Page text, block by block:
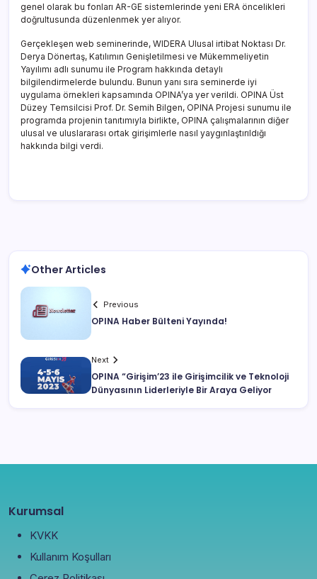
genel olarak bu fonları AR-GE sistemlerinde yeni ERA öncelikleri
doğrultusunda düzenlenmek yer alıyor.
Gerçekleşen web seminerinde, WIDERA Ulusal irtibat Noktası Dr.
Derya Dönertaş, Katılımın Genişletilmesi ve Mükemmeliyetin
Yayılımı adlı sunumu ile Program hakkında detaylı
bilgilendirmelerde bulundu. Bunun yanı sıra seminerde iyi
uygulama örnekleri kapsamında OPINA’ya yer verildi. OPINA Üst
Düzey Temsilcisi Prof. Dr. Semih Bilgen, OPINA Projesi sunumu ile
programda projenin tanıtımıyla birlikte, OPINA çalışmalarının diğer
ulusal ve uluslararası ortak girişimlerle nasıl yaygınlaştırıldığı
hakkında bilgi verdi.
Other Articles
Previous
OPINA Haber Bülteni Yayında!
Next
OPINA “Girişim’23 ile Girişimcilik ve Teknoloji
Dünyasının Liderleriyle Bir Araya Geliyor
Kurumsal
KVKK
Kullanım Koşulları